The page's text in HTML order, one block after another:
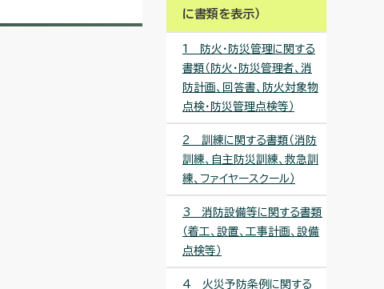
に書類を表示）
1 防火・防災管理に関する
書類（防火・防災管理者、消
防計画、回答書、防火対象物
点検・防災管理点検等）
2 訓練に関する書類（消防
訓練、自主防災訓練、救急訓
練、ファイヤースクール）
3 消防設備等に関する書類
（着工、設置、工事計画、設備
点検等）
4 火災予防条例に関する